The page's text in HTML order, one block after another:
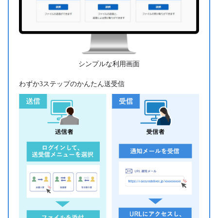
シンプルな利用画面
わずか3ステップのかんたん送受信